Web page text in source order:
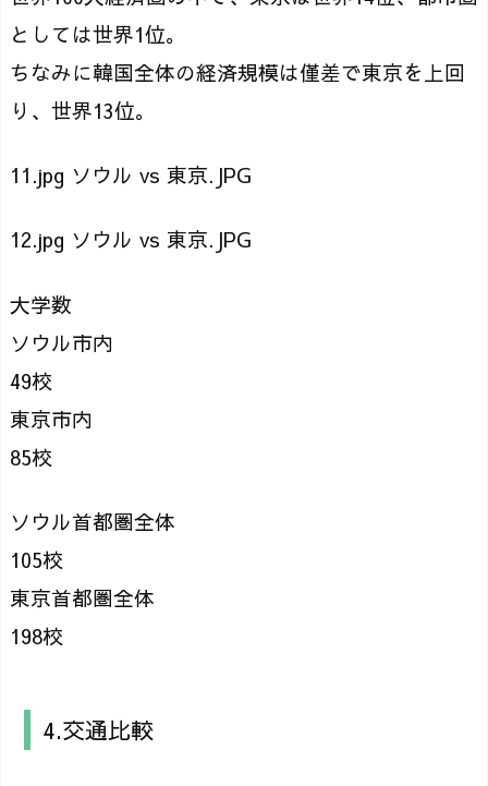
としては世界1位。
ちなみに韓国全体の経済規模は僅差で東京を上回
り、世界13位。
11.jpg ソウル vs 東京.JPG
12.jpg ソウル vs 東京.JPG
大学数
ソウル市内
49校
東京市内
85校
ソウル首都圏全体
105校
東京首都圏全体
198校
4.交通比較